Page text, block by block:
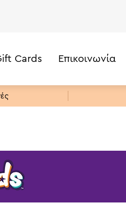
20€
Cards Επικοινωνία